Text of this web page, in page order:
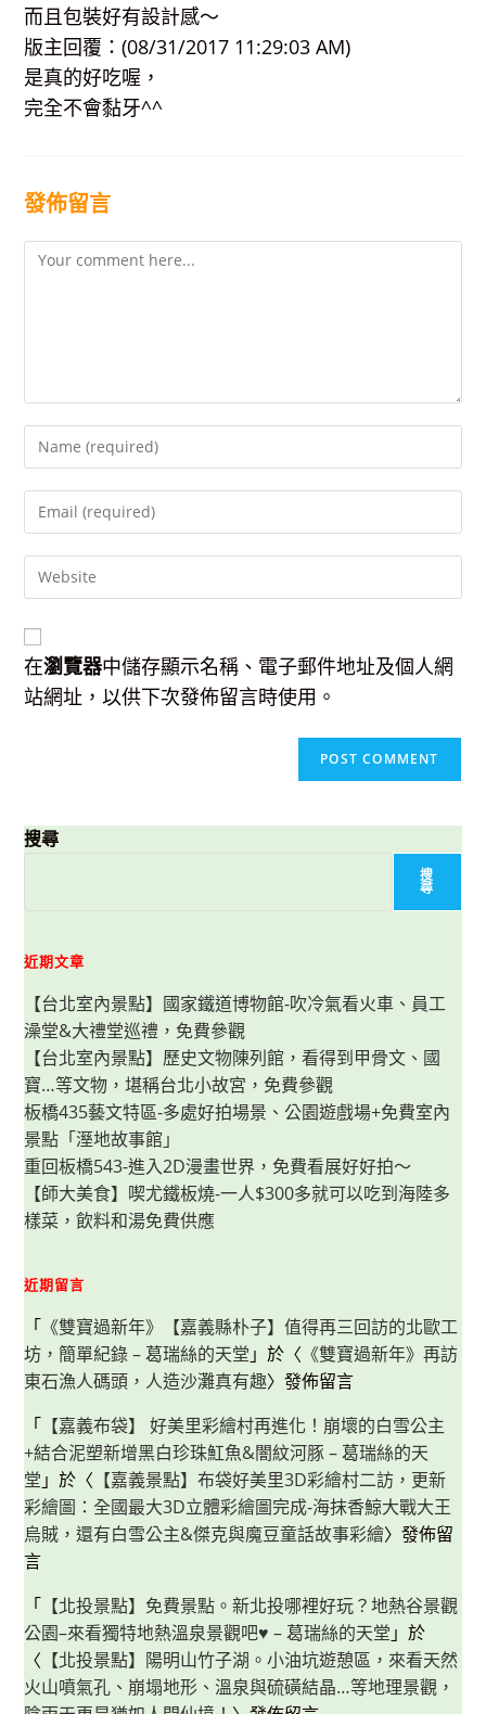
而且包裝好有設計感～
版主回覆：(08/31/2017 11:29:03 AM)
是真的好吃喔，
完全不會黏牙^^
發佈留言
Comment
your
username
to
comment
your
address
to
Enter
your
(optional)
在瀏覽器中儲存顯示名稱、電子郵件地址及個人網
站網址，以供下次發佈留言時使用。
搜尋
搜
尋
近期文章
【台北室內景點】國家鐵道博物館-吹冷氣看火車、員工
澡堂&大禮堂巡禮，免費參觀
【台北室內景點】歷史文物陳列館，看得到甲骨文、國
寶…等文物，堪稱台北小故宮，免費參觀
板橋435藝文特區-多處好拍場景、公園遊戲場+免費室內
景點「溼地故事館」
重回板橋543-進入2D漫畫世界，免費看展好好拍～
【師大美食】喫尤鐵板燒-一人$300多就可以吃到海陸多
樣菜，飲料和湯免費供應
近期留言
「 《雙寶過新年》【嘉義縣朴子】值得再三回訪的北歐工
坊，簡單紀錄 – 葛瑞絲的天堂 」於〈 《雙寶過新年》再訪
東石漁人碼頭，人造沙灘真有趣〉發佈留言
「 【嘉義布袋】 好美里彩繪村再進化！崩壞的白雪公主
+結合泥塑新增黑白珍珠魟魚&闇紋河豚 – 葛瑞絲的天
堂 」於〈 【嘉義景點】布袋好美里3D彩繪村二訪，更新
彩繪圖：全國最大3D立體彩繪圖完成-海抹香鯨大戰大王
烏賊，還有白雪公主&傑克與魔豆童話故事彩繪〉發佈留
言
「 【北投景點】免費景點。新北投哪裡好玩？地熱谷景觀
公園–來看獨特地熱溫泉景觀吧♥ – 葛瑞絲的天堂 」於
〈 【北投景點】陽明山竹子湖。小油坑遊憩區，來看天然
火山噴氣孔、崩塌地形、溫泉與硫磺結晶…等地理景觀，